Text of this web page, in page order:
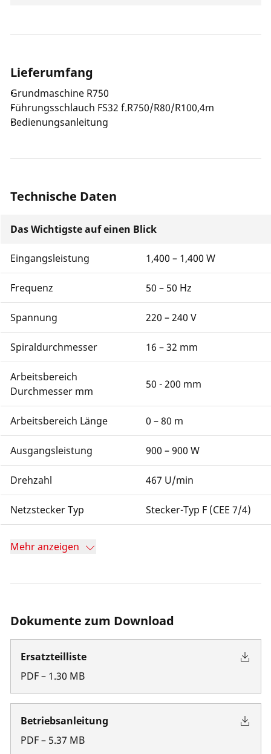
Lieferumfang
Grundmaschine R750
Führungsschlauch FS32 f.R750/R80/R100,4m
Bedienungsanleitung
Technische Daten
Das Wichtigste auf einen Blick
Eingangsleistung 1,400 – 1,400 W
Frequenz 50 – 50 Hz
Spannung 220 – 240 V
Spiraldurchmesser 16 – 32 mm
Arbeitsbereich
Durchmesser mm
50 - 200 mm
Arbeitsbereich Länge 0 – 80 m
Ausgangsleistung 900 – 900 W
Drehzahl 467 U/min
Netzstecker Typ Stecker-Typ F (CEE 7/4)
Mehr anzeigen
Dokumente zum Download
Ersatzteilliste
PDF– 1.30 MB
Betriebsanleitung
PDF– 5.37 MB